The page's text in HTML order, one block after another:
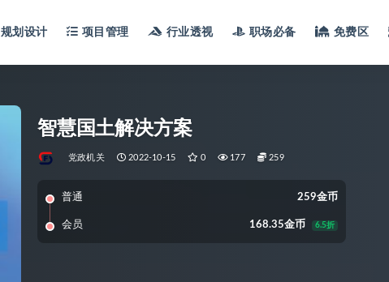
规划设计 项目管理 行业透视 职场必备 免费区
智慧国土解决方案
党政机关 2022-10-15 0 177 259
普通 259金币
会员 168.35金币 6.5折